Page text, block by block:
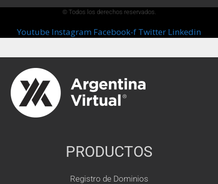
© Todos los derechos reservados.
Youtube Instagram Facebook-f Twitter Linkedin
PRODUCTOS
Registro de Dominios